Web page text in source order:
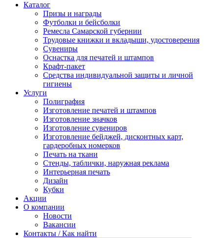
Каталог
Призы и награды
Футболки и бейсболки
Ремесла Самарской губернии
Трудовые книжки и вкладыши, удостоверения
Сувениры
Оснастка для печатей и штампов
Крафт-пакет
Средства индивидуальной защиты и личной
гигиены
Услуги
Полиграфия
Изготовление печатей и штампов
Изготовление значков
Изготовление сувениров
Изготовление бейджей, дисконтных карт,
гардеробных номерков
Печать на ткани
Стенды, таблички, наружная реклама
Интерьерная печать
Дизайн
Кубки
Акции
О компании
Новости
Вакансии
Контакты / Как найти